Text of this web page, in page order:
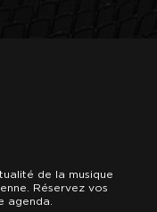
de la musique
Réservez vos
agenda.